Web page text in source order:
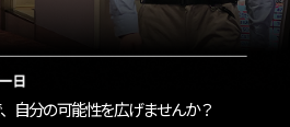
自分の可能性を広げませんか？